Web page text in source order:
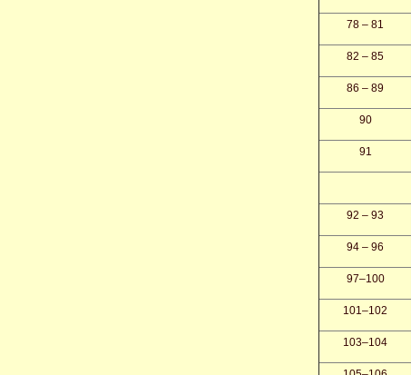
78 – 81
82 – 85
86 – 89
90
91
92 – 93
94 – 96
97–100
101–102
103–104